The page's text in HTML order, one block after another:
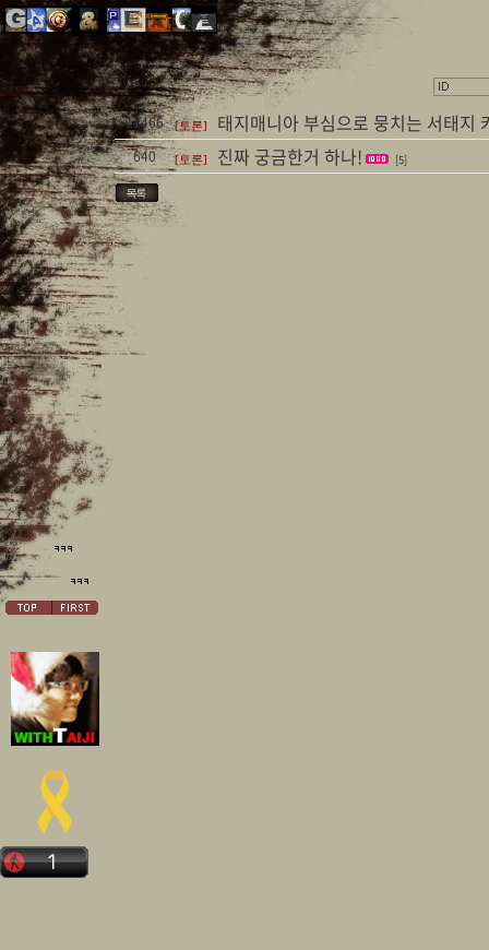
★
★
★
11466 [토론] 태지매니아 부심으로 뭉치는 서태지
640 [토론] 진짜 궁금한거 하나! [5]